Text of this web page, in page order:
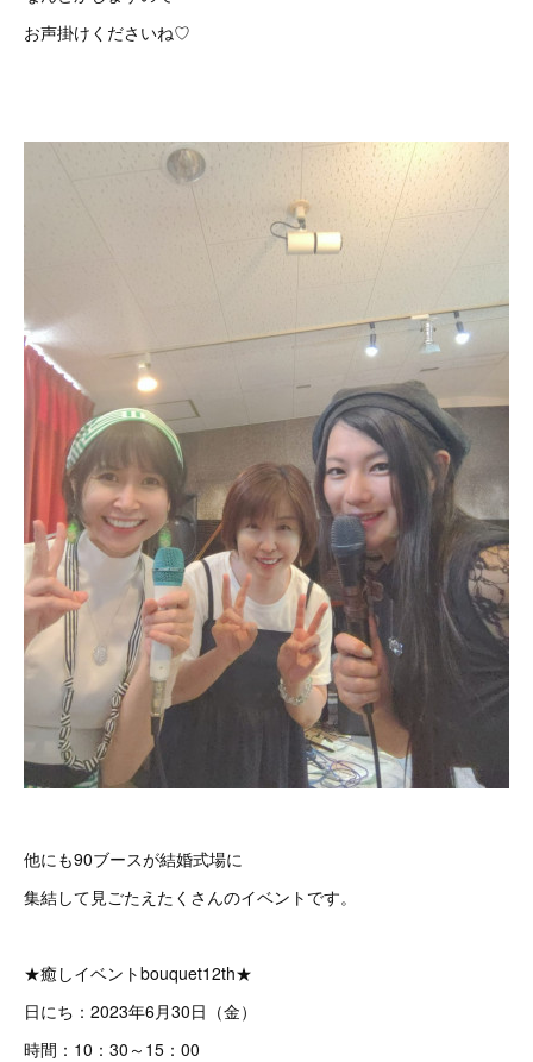
お声掛けくださいね♡
他にも90ブースが結婚式場に
集結して見ごたえたくさんのイベントです。
★癒しイベントbouquet12th★
日にち：2023年6月30日（金）
時間：10：30～15：00